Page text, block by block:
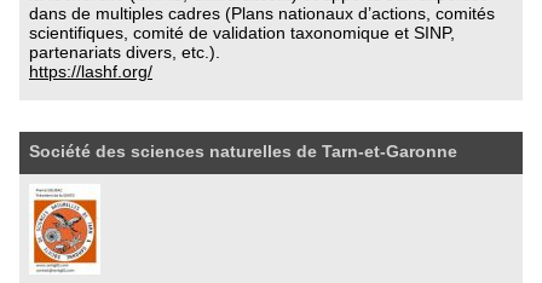
dans de multiples cadres (Plans nationaux d’actions, comités
scientifiques, comité de validation taxonomique et SINP,
partenariats divers, etc.).
https://lashf.org/
Société des sciences naturelles de Tarn-et-Garonne